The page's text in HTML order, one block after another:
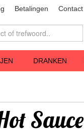
Betalingen Contact
DRANKEN
Sauce